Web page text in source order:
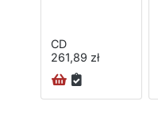
CD
261,89 zł